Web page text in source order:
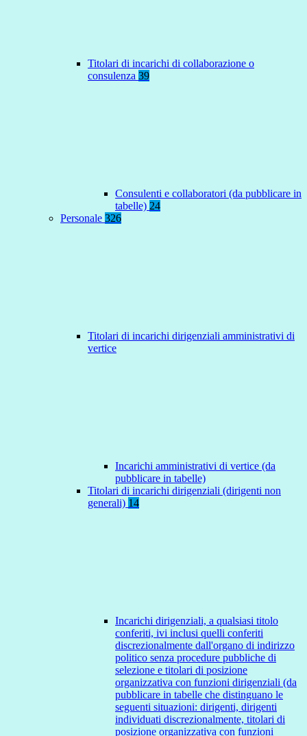
Titolari di incarichi di collaborazione o
consulenza 39
Consulenti e collaboratori (da pubblicare in
tabelle) 24
Personale 326
Titolari di incarichi dirigenziali amministrativi di
vertice
Incarichi amministrativi di vertice (da
pubblicare in tabelle)
Titolari di incarichi dirigenziali (dirigenti non
generali) 14
Incarichi dirigenziali, a qualsiasi titolo
conferiti, ivi inclusi quelli conferiti
discrezionalmente dall'organo di indirizzo
politico senza procedure pubbliche di
selezione e titolari di posizione
organizzativa con funzioni dirigenziali (da
pubblicare in tabelle che distinguano le
seguenti situazioni: dirigenti, dirigenti
individuati discrezionalmente, titolari di
posizione organizzativa con funzioni